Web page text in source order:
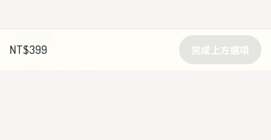
NT$399 完成上方選項
和我們聊聊